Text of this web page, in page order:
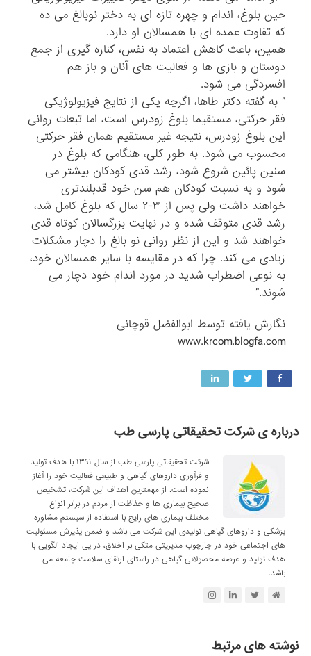
حین بلوغ، اندام و چهره تازه ای به دختر نوبالغ می ده
که تفاوت عمده ای با همسالان او دارد.
همین، باعث کاهش اعتماد به نفس، کناره گیری از جمع
دوستان و بازی ها و فعالیت های آنان و باز هم
افسردگی می شود.
” به گفته دکتر طاها، اگرچه یکی از نتایج فیزیولوژیکی
فقر حرکتی، مستقیما بلوغ زودرس است، اما تبعات روانی
این بلوغ زودرس، نتیجه غیر مستقیم همان فقر حرکتی
محسوب می شود. به طور کلی، هنگامی که بلوغ در
سنین پائین شروع شود، رشد قدی کودکان بیشتر می
شود و به نسبت کودکان هم سن خود قدبلندتری
خواهند داشت ولی پس از ۳-۲ سال که بلوغ کامل شد،
رشد قدی متوقف شده و در نهایت بزرگسالان کوتاه قدی
خواهند شد و این از نظر روانی نو بالغ را دچار مشکلات
زیادی می کند. چرا که در مقایسه با سایر همسالان خود،
به نوعی اضطراب شدید در مورد اندام خود دچار می
شوند.”
نگارش یافته توسط ابوالفضل قوچانی
www.krcom.blogfa.com
درباره ی شرکت تحقیقاتی پارسی طب
شرکت تحقیقاتی پارسی طب از سال ۱۳۹۱ با هدف تولید
و فرآوری داروهای گیاهی و طبیعی فعالیت خود را آغاز
نموده است. از مهمترین اهداف این شرکت، تشخیص
صحیح بیماری ها و حفاظت از مردم در برابر انواع
مختلف بیماری های رایج با استفاده از سیستم مشاوره
پزشکی و داروهای گیاهی تولیدی این شرکت می باشد و ضمن پذیرش مسئولیت
های اجتماعی خود در چارچوب مدیریتی متکی بر اخلاق، در پی ایجاد الگویی با
هدف تولید و عرضه محصولاتی گیاهی در راستای ارتقای سلامت جامعه می
باشد.
نوشته های مرتبط